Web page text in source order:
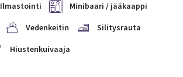
Ilmastointi Minibaari / jääkaappi
Vedenkeitin Silitysrauta
Hiustenkuivaaja